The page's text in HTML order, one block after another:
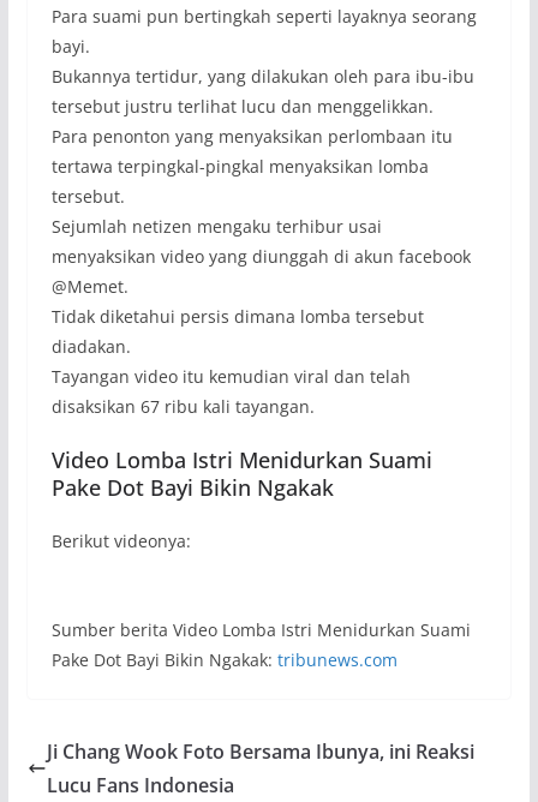
Para suami pun bertingkah seperti layaknya seorang
bayi.
Bukannya tertidur, yang dilakukan oleh para ibu-ibu
tersebut justru terlihat lucu dan menggelikkan.
Para penonton yang menyaksikan perlombaan itu
tertawa terpingkal-pingkal menyaksikan lomba
tersebut.
Sejumlah netizen mengaku terhibur usai
menyaksikan video yang diunggah di akun facebook
@Memet.
Tidak diketahui persis dimana lomba tersebut
diadakan.
Tayangan video itu kemudian viral dan telah
disaksikan 67 ribu kali tayangan.
Video Lomba Istri Menidurkan Suami
Pake Dot Bayi Bikin Ngakak
Berikut videonya:
Sumber berita Video Lomba Istri Menidurkan Suami
Pake Dot Bayi Bikin Ngakak: tribunews.com
Ji Chang Wook Foto Bersama Ibunya, ini Reaksi
Lucu Fans Indonesia